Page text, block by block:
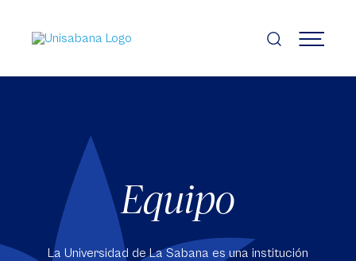
contenido
principal
MENÚ
Equipo
La Universidad de La Sabana es una institución